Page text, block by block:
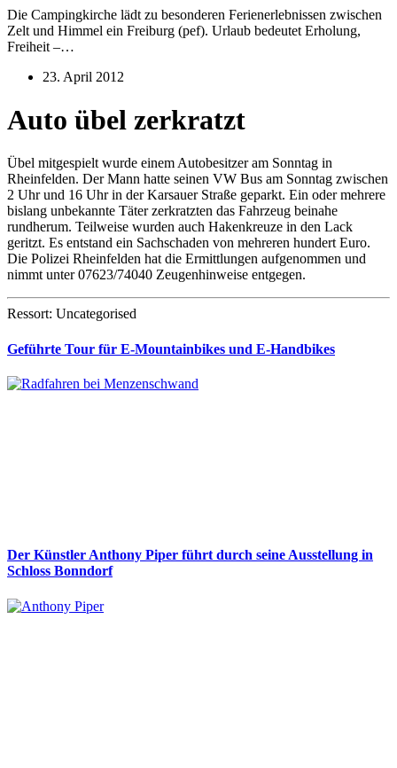
Die Campingkirche lädt zu besonderen Ferienerlebnissen zwischen
Zelt und Himmel ein Freiburg (pef). Urlaub bedeutet Erholung,
Freiheit –…
23. April 2012
Auto übel zerkratzt
Übel mitgespielt wurde einem Autobesitzer am Sonntag in
Rheinfelden. Der Mann hatte seinen VW Bus am Sonntag zwischen
2 Uhr und 16 Uhr in der Karsauer Straße geparkt. Ein oder mehrere
bislang unbekannte Täter zerkratzten das Fahrzeug beinahe
rundherum. Teilweise wurden auch Hakenkreuze in den Lack
geritzt. Es entstand ein Sachschaden von mehreren hundert Euro.
Die Polizei Rheinfelden hat die Ermittlungen aufgenommen und
nimmt unter 07623/74040 Zeugenhinweise entgegen.
Ressort: Uncategorised
Geführte Tour für E-Mountainbikes und E-Handbikes
Der Künstler Anthony Piper führt durch seine Ausstellung in
Schloss Bonndorf